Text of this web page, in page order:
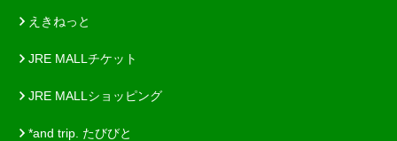
えきねっと
JRE MALLチケット
JRE MALLショッピング
*and trip. たびびと